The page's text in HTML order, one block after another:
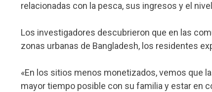
relacionadas con la pesca, sus ingresos y el
Los investigadores descubrieron que en las
zonas urbanas de Bangladesh, los residentes
«En los sitios menos monetizados, vemos que
mayor tiempo posible con su familia y estar en